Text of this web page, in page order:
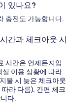
있나요?
충전도 가능합니다.
간과 체크아웃 시
시간은 언제든지입
이용 상황에 따라
불 시 늦은 체크아웃
라 다름). 간편 체크
다.